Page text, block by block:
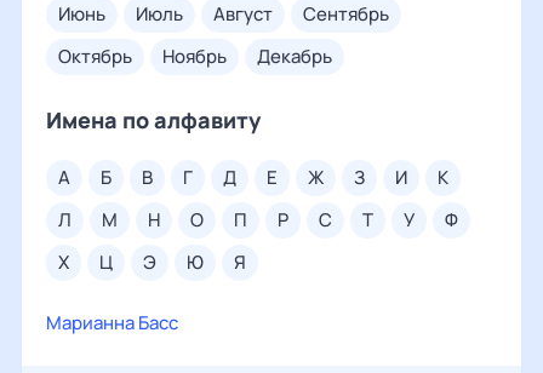
июнь
июль август
сентябрь
октябрь
ноябрь декабрь
Имена по алфавиту
а б в г д е ж з и
к
л
м н о п р с т у
ф
х
ц э ю я
Марианна Басс